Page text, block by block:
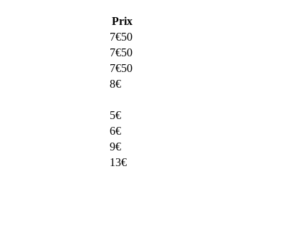
Prix
7€50
7€50
7€50
8€
5€
6€
9€
13€